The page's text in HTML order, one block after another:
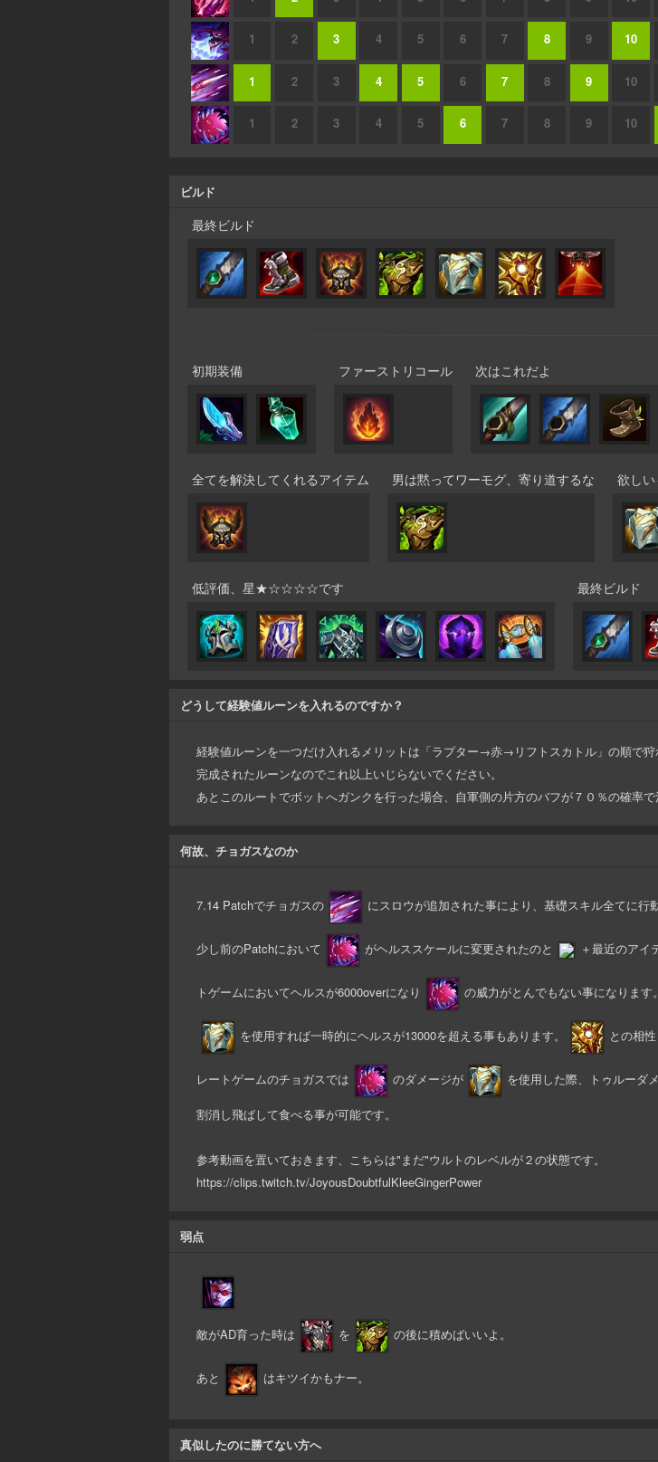
1 2 3 4 5 6 7 8 9 10
1 2 3 4 5 6 7 8 9 10
1 2 3 4 5 6 7 8 9 10
ビルド
最終ビルド
初期装備 ファーストリコール 次はこれだよ
全てを解決してくれるアイテム 男は黙ってワーモグ、寄り道するな 欲しい
低評価、星★☆☆☆☆です 最終ビルド
どうして経験値ルーンを入れるのですか？
経験値ルーンを一つだけ入れるメリットは「ラプター→赤→リフトスカトル」の順で狩
完成されたルーンなのでこれ以上いじらないでください。
あとこのルートでボットへガンクを行った場合、自軍側の片方のバフが７０％の確率で
何故、チョガスなのか
7.14 Patchでチョガスの にスロウが追加された事により、基礎スキル全てに行
少し前のPatchにおいて がヘルススケールに変更されたのと ＋最近のアイ
トゲームにおいてヘルスが6000overになり の威力がとんでもない事になります。
を使用すれば一時的にヘルスが13000を超える事もあります。 との相
レートゲームのチョガスでは のダメージが を使用した際、トゥルーダ
割消し飛ばして食べる事が可能です。
参考動画を置いておきます、こちらは"まだ"ウルトのレベルが２の状態です。
https://clips.twitch.tv/JoyousDoubtfulKleeGingerPower
弱点
敵がAD育った時は を の後に積めばいいよ。
あと はキツイかもナー。
真似したのに勝てない方へ